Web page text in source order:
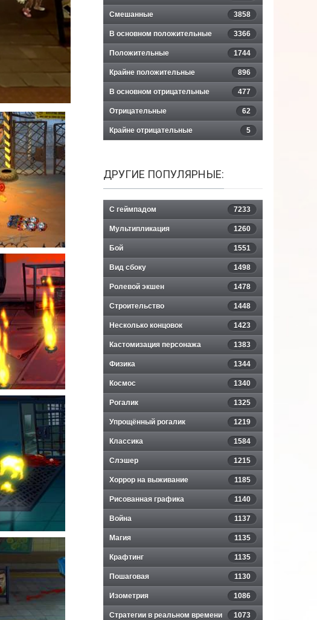
Смешанные 3858
В основном положительные 3366
Положительные 1744
Крайне положительные 896
В основном отрицательные 477
Отрицательные 62
Крайне отрицательные 5
ДРУГИЕ ПОПУЛЯРНЫЕ:
С геймпадом 7233
Мультипликация 1260
Бой 1551
Вид сбоку 1498
Ролевой экшен 1478
Строительство 1448
Несколько концовок 1423
Кастомизация персонажа 1383
Физика 1344
Космос 1340
Рогалик 1325
Упрощённый рогалик 1219
Классика 1584
Слэшер 1215
Хоррор на выживание 1185
Рисованная графика 1140
Война 1137
Магия 1135
Крафтинг 1135
Пошаговая 1130
Изометрия 1086
Стратегии в реальном времени 1073